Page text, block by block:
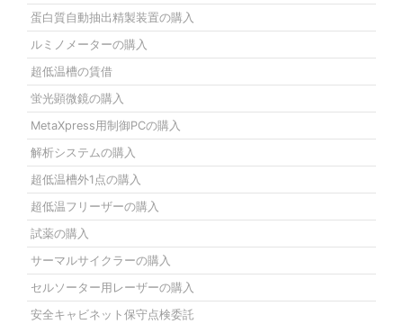
蛋白質自動抽出精製装置の購入
ルミノメーターの購入
超低温槽の賃借
蛍光顕微鏡の購入
MetaXpress用制御PCの購入
解析システムの購入
超低温槽外1点の購入
超低温フリーザーの購入
試薬の購入
サーマルサイクラーの購入
セルソーター用レーザーの購入
安全キャビネット保守点検委託